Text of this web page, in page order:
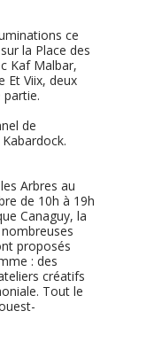
ce
la Place des
Kaf Malbar,
Et Viix, deux
de
Arbres au
de 10h à 19h
Canaguy, la
proposés
: des
créatifs
Tout le